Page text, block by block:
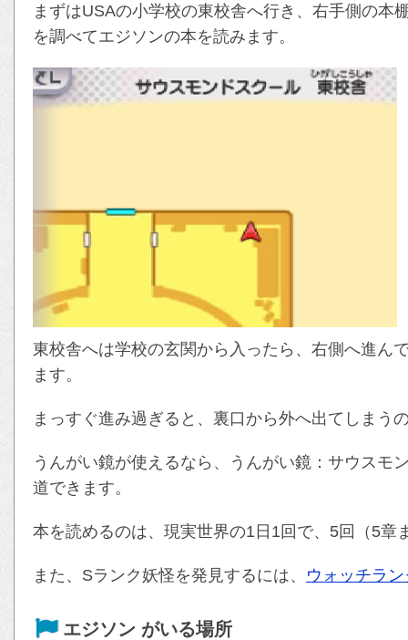
まずはUSAの小学校の東校舎へ行き、右手側の本
を調べてエジソンの本を読みます。
東校舎へは学校の玄関から入ったら、右側へ進ん
ます。
まっすぐ進み過ぎると、裏口から外へ出てしまう
うんがい鏡が使えるなら、うんがい鏡：サウスモ
道できます。
本を読めるのは、現実世界の1日1回で、5回（5章
また、Sランク妖怪を発見するには、 ウォッチラ
エジソン がいる場所